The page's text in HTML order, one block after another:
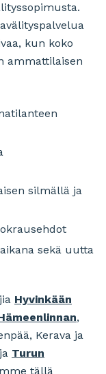
kun koko
ammattilaisen
silmällä ja
sekä uutta
Hyvinkään
,
Kerava ja
ja Turun
tällä